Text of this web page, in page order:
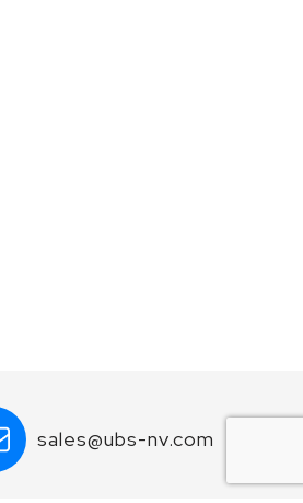
sales@ubs-nv.com